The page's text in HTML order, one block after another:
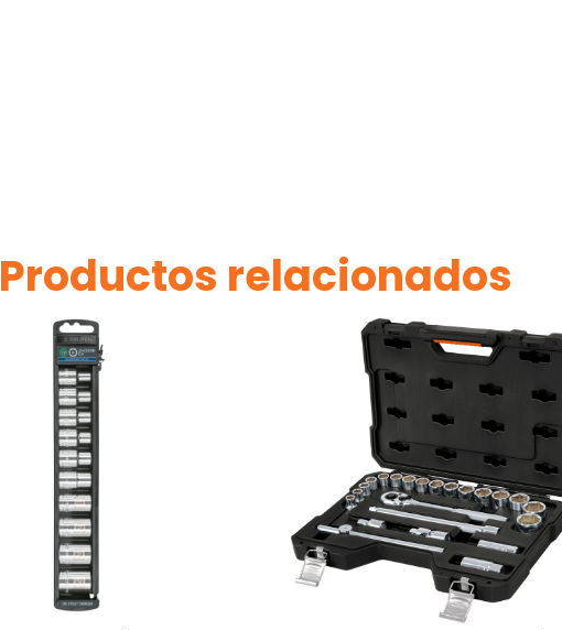
Productos relacionados